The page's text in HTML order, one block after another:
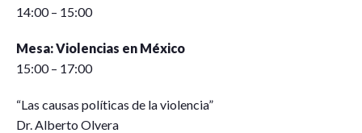
14:00 – 15:00
Mesa: Violencias en México
15:00 – 17:00
“Las causas políticas de la violencia”
Dr. Alberto Olvera